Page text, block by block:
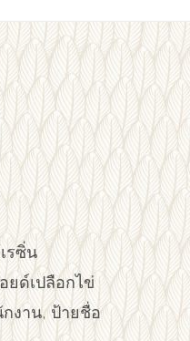
รซิ่น
ยด์เปลือกไข่
งาน, ป้ายชื่อ